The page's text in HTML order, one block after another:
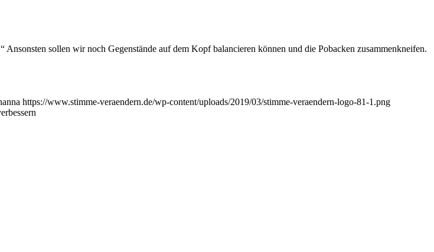
sollen wir noch Gegenstände auf dem Kopf balancieren können und die Pobacken zusammenkneifen.
https://www.stimme-veraendern.de/wp-content/uploads/2019/03/stimme-veraendern-logo-81-1.png